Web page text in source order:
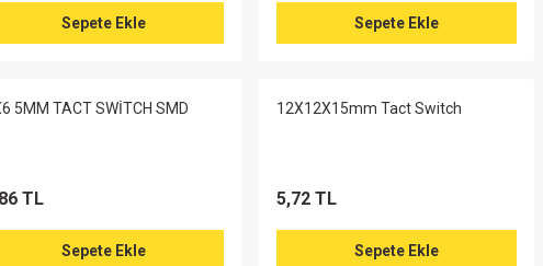
Sepete Ekle Sepete Ekle
5MM TACT SWİTCH SMD
TL
Sepete Ekle
12X12X15mm Tact Switch
5,72 TL
Sepete Ekle